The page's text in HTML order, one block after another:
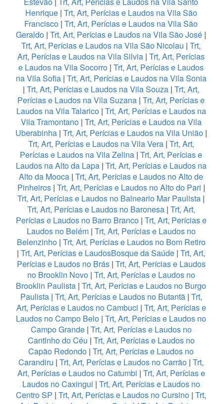
Henrique| Trt, Art, Perícias e Laudos na Vila São
Francisco | Trt, Art, Perícias e Laudos na Vila São
Geraldo | Trt, Art, Perícias e Laudos na Vila São José |
Trt, Art, Perícias e Laudos na Vila São Nicolau | Trt,
Art, Perícias e Laudos na Vila Silvia | Trt, Art, Perícias
e Laudos na Vila Socorro | Trt, Art, Perícias e Laudos
na Vila Sofia| Trt, Art, Perícias e Laudos na Vila Sonia
| Trt, Art, Perícias e Laudos na Vila Souza | Trt, Art,
Perícias e Laudos na Vila Suzana | Trt, Art, Perícias e
Laudos na Vila Talarico| Trt, Art, Perícias e Laudos na
Vila Tramontano| Trt, Art, Perícias e Laudos na Vila
Uberabinha| Trt, Art, Perícias e Laudos na Vila União|
Trt, Art, Perícias e Laudos na Vila Vera| Trt, Art,
Perícias e Laudos na Vila Zelina | Trt, Art, Perícias e
Laudos na Alto da Lapa| Trt, Art, Perícias e Laudos na
Alto da Mooca | Trt, Art, Perícias e Laudos no Alto de
Pinheiros| Trt, Art, Perícias e Laudos no Alto do Pari |
Trt, Art, Perícias e Laudos no Balneario Mar Paulista |
Trt, Art, Perícias e Laudos no Baronesa| Trt, Art,
Perícias e Laudos no Barro Branco| Trt, Art, Perícias e
Laudos no Belém| Trt, Art, Perícias e Laudos no
Belenzinho| Trt, Art, Perícias e Laudos no Bom Retiro
| Trt, Art, Perícias e LaudosBosque da Saúde | Trt, Art,
Perícias e Laudos no Brás| Trt, Art, Perícias e Laudos
no Brooklin Novo| Trt, Art, Perícias e Laudos no
Brooklin Paulista | Trt, Art, Perícias e Laudos no Burgo
Paulista| Trt, Art, Perícias e Laudos no Butantã| Trt,
Art, Perícias e Laudos no Cambuci | Trt, Art, Perícias e
Laudos no Campo Belo | Trt, Art, Perícias e Laudos no
Campo Grande| Trt, Art, Perícias e Laudos no
Cantinho do Céu | Trt, Art, Perícias e Laudos no
Capão Redondo | Trt, Art, Perícias e Laudos no
Carandiru | Trt, Art, Perícias e Laudos no Carrão | Trt,
Art, Perícias e Laudos no Catumbi | Trt, Art, Perícias e
Laudos no Caxingui | Trt, Art, Perícias e Laudos no
Centro SP | Trt, Art, Perícias e Laudos no Cursino | Trt,